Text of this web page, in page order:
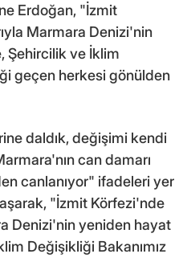
Erdoğan, "İzmit
Marmara Denizi'nin
Şehircilik ve İklim
geçen herkesi gönülden
daldık, değişimi kendi
can damarı
canlanıyor" ifadeleri yer
"İzmit Körfezi'nde
Denizi'nin yeniden hayat
Değişikliği Bakanımız